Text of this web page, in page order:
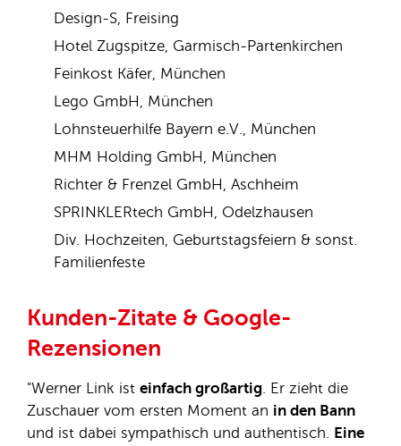
Design-S, Freising
Hotel Zugspitze, Garmisch-Partenkirchen
Feinkost Käfer, München
Lego GmbH, München
Lohnsteuerhilfe Bayern e.V., München
MHM Holding GmbH, München
Richter & Frenzel GmbH, Aschheim
SPRINKLERtech GmbH, Odelzhausen
Div. Hochzeiten, Geburtstagsfeiern & sonst.
Familienfeste
Kunden-Zitate & Google-
Rezensionen
"Werner Link ist einfach großartig. Er zieht die
Zuschauer vom ersten Moment an in den Bann
und ist dabei sympathisch und authentisch. Eine